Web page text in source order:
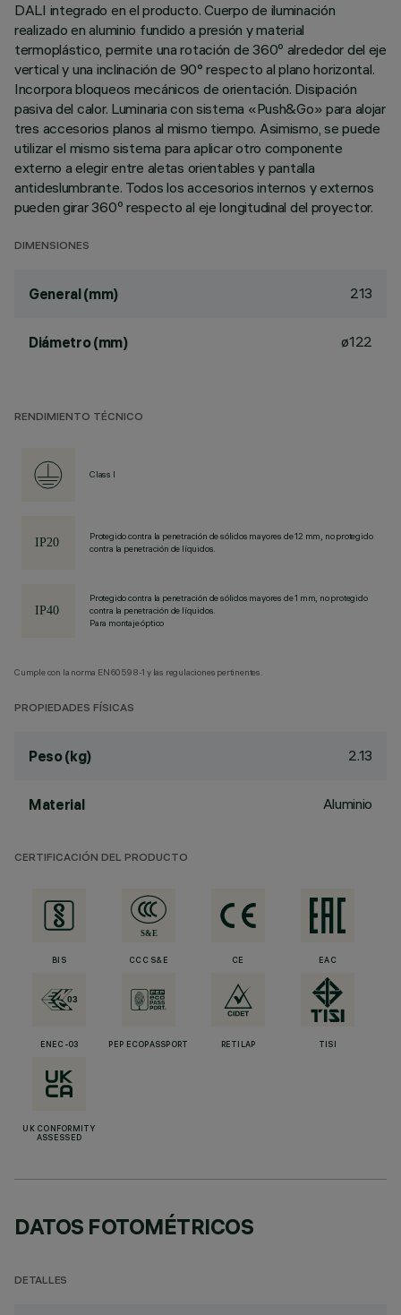
DALI integrado en el producto. Cuerpo de iluminación
realizado en aluminio fundido a presión y material
termoplástico, permite una rotación de 360º alrededor del eje
vertical y una inclinación de 90° respecto al plano horizontal.
Incorpora bloqueos mecánicos de orientación. Disipación
pasiva del calor. Luminaria con sistema «Push&Go» para alojar
tres accesorios planos al mismo tiempo. Asimismo, se puede
utilizar el mismo sistema para aplicar otro componente
externo a elegir entre aletas orientables y pantalla
antideslumbrante. Todos los accesorios internos y externos
pueden girar 360º respecto al eje longitudinal del proyector.
DIMENSIONES
General (mm) 213
Diámetro (mm) ø122
RENDIMIENTO TÉCNICO
Class I
Protegido contra la penetración de sólidos mayores de 12 mm, no protegido
contra la penetración de líquidos.
Protegido contra la penetración de sólidos mayores de 1 mm, no protegido
contra la penetración de líquidos.
Para montaje óptico
Cumple con la norma EN60598-1 y las regulaciones pertinentes.
PROPIEDADES FÍSICAS
Peso (kg) 2.13
Material Aluminio
CERTIFICACIÓN DEL PRODUCTO
BIS CCC S&E CE EAC
ENEC-03 PEP ECOPASSPORT RETILAP TISI
UK CONFORMITY
ASSESSED
DATOS FOTOMÉTRICOS
DETALLES